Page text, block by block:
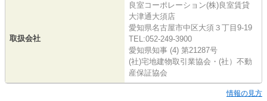
取扱会社
良室コーポレーション(株)良室賃貸
大津通大須店
愛知県名古屋市中区大須３丁目9-19
TEL:052-249-3900
愛知県知事 (4) 第21287号
(社)宅地建物取引業協会・(社）不動
産保証協会
情報の見方